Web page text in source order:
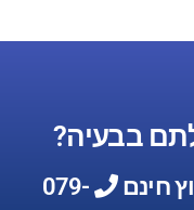
בבעיה?
חינם
079-